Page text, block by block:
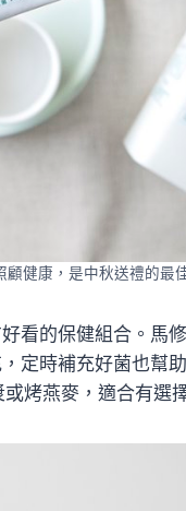
健康，是中秋送禮的最
看的保健組合。馬
定時補充好菌也幫
烤燕麥，適合有選